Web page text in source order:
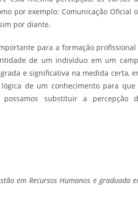
por exemplo: Comunicação Oficial
por diante.
para a formação profissional
de um indivíduo em um
e significativa na medida certa,
de um conhecimento para que
substituir a percepção
em Recursos Humanos e graduada